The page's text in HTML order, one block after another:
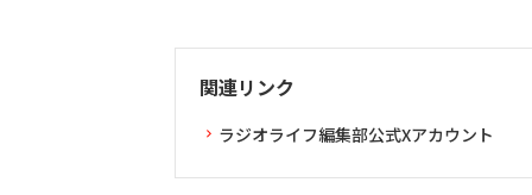
関連リンク
ラジオライフ編集部公式Xアカウント